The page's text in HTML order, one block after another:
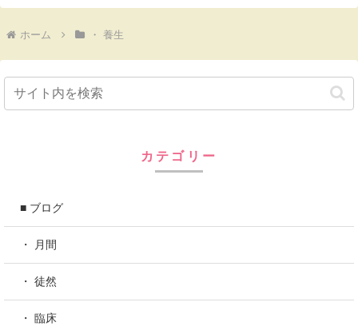
ホーム ・ 養生
カテゴリー
■ ブログ
・ 月間
・ 徒然
・ 臨床